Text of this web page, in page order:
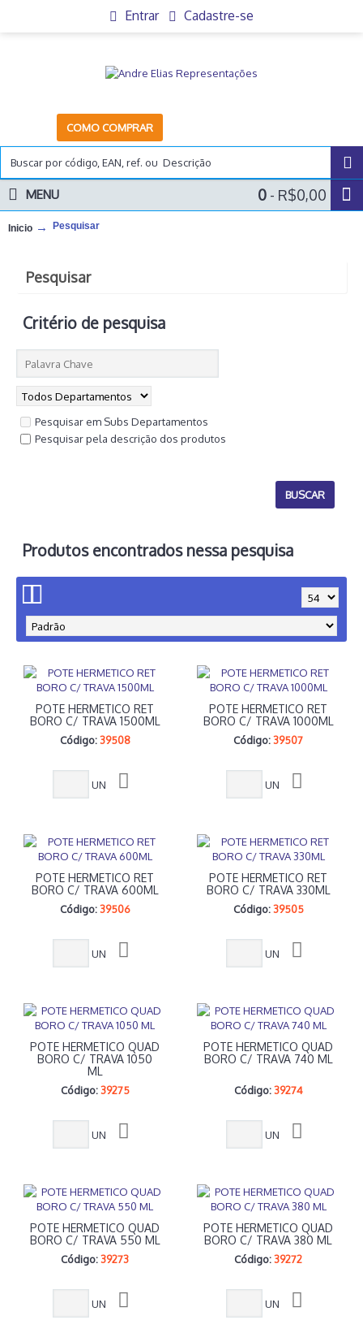
Entrar Cadastre-se
COMO COMPRAR
0 - R$0,00
MENU
Inicio Pesquisar
Pesquisar
Critério de pesquisa
Pesquisar em Subs Departamentos
Pesquisar pela descrição dos produtos
Produtos encontrados nessa pesquisa
POTE HERMETICO RET
BORO C/ TRAVA 1500ML
Código: 39508
UN
POTE HERMETICO RET
BORO C/ TRAVA 1000ML
Código:39507
UN
POTE HERMETICO RET
BORO C/ TRAVA 600ML
Código: 39506
UN
POTE HERMETICO RET
BORO C/ TRAVA 330ML
Código: 39505
UN
POTE HERMETICO QUAD
BORO C/ TRAVA 1050
ML
Código: 39275
UN
POTE HERMETICO QUAD
BORO C/ TRAVA 740 ML
Código: 39274
UN
POTE HERMETICO QUAD
BORO C/ TRAVA 550 ML
Código:39273
UN
POTE HERMETICO QUAD
BORO C/ TRAVA 380 ML
Código:39272
UN